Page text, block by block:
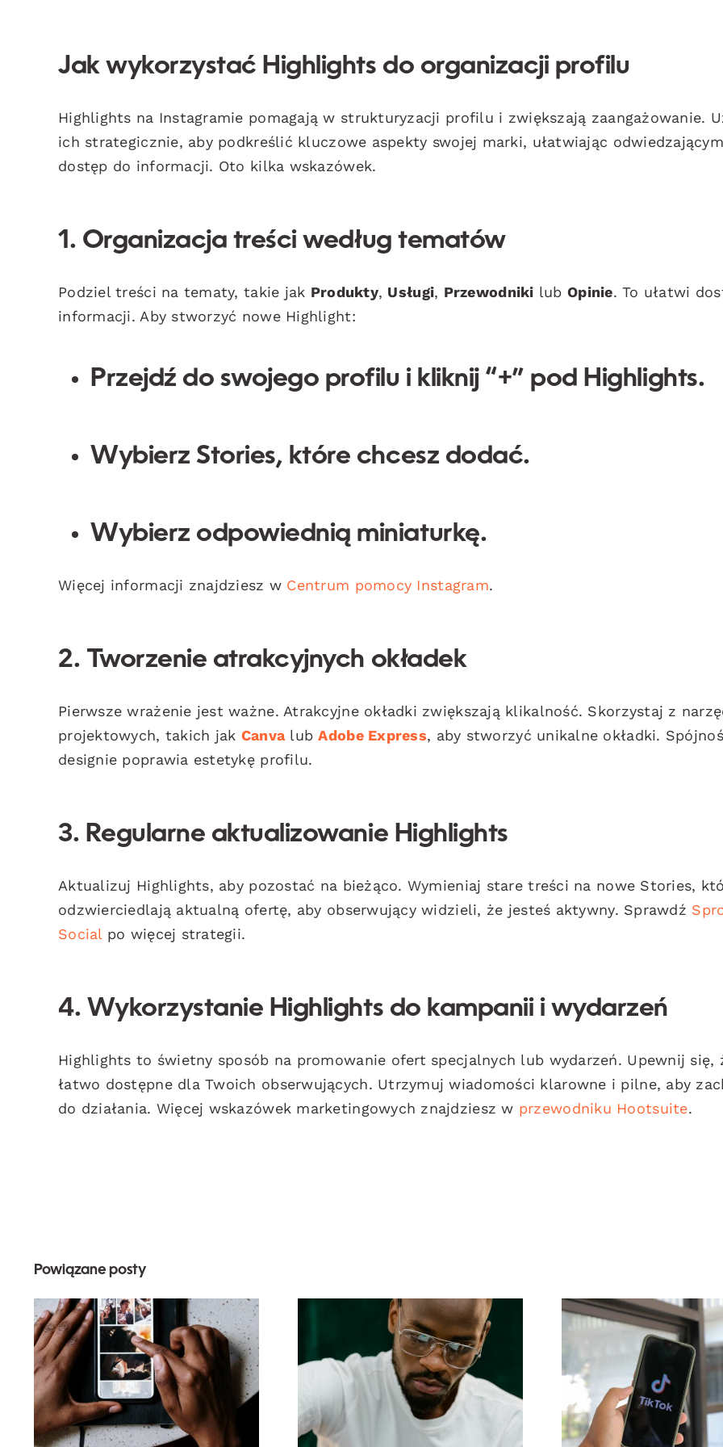
Jak wykorzystać Highlights do organizacji profilu
Highlights na Instagramie pomagają w strukturyzacji profilu i zwiększają zaangażowanie.
ich strategicznie, aby podkreślić kluczowe aspekty swojej marki, ułatwiając
dostęp do informacji. Oto kilka wskazówek.
1. Organizacja treści według tematów
Podziel treści na tematy, takie jak Produkty, Usługi, Przewodniki lub Opinie. To ułatwi
informacji. Aby stworzyć nowe Highlight:
Przejdź do swojego profilu i kliknij “+” pod Highlights.
Wybierz Stories, które chcesz dodać.
Wybierz odpowiednią miniaturkę.
Więcej informacji znajdziesz w Centrum pomocy Instagram.
2. Tworzenie atrakcyjnych okładek
Pierwsze wrażenie jest ważne. Atrakcyjne okładki zwiększają klikalność. Skorzystaj z
projektowych, takich jak CanvalubAdobe Express, aby stworzyć unikalne okładki.
designie poprawia estetykę profilu.
3. Regularne aktualizowanie Highlights
Aktualizuj Highlights, aby pozostać na bieżąco. Wymieniaj stare treści na nowe Stories,
odzwierciedlają aktualną ofertę, aby obserwujący widzieli, że jesteś aktywny. Sprawdź
Social po więcej strategii.
4. Wykorzystanie Highlights do kampanii i wydarzeń
Highlights to świetny sposób na promowanie ofert specjalnych lub wydarzeń. Upewnij się,
łatwo dostępne dla Twoich obserwujących. Utrzymuj wiadomości klarowne i pilne, aby
do działania. Więcej wskazówek marketingowych znajdziesz w przewodniku Hootsuite.
Powiązane posty
Najlepsze aplikacje
do animacji zdjęć na
angażujące posty na
Facebooku
Top 17
zaawansowanych
wskazówek
dotyczących
zrozumienia
zasięgu:
narzędzia
publikacji